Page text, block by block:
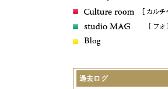
過去ログ